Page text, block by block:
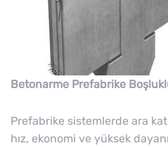
Betonarme Prefabrike
Prefabrike sistemlerde ara
hız, ekonomi ve yüksek